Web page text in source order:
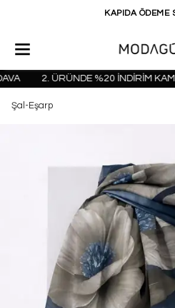
KAPIDA ÖDEME
2. ÜRÜNDE %20 İNDİRİM
Şal-Eşarp